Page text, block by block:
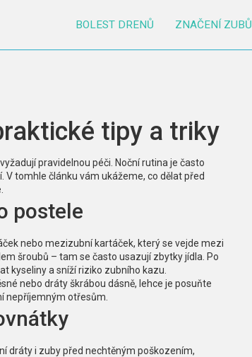
BOLEST DRENŮ ZNAČENÍ ZUBŮ
tipy a triky
pravidelnou péči. Noční rutina je často
tomhle článku vám ukážeme, co dělat před
postele
nebo mezizubní kartáček, který se vejde mezi
šroubů – tam se často usazují zbytky jídla. Po
kyseliny a sníží riziko zubního kazu.
nebo dráty škrábou dásně, lehce je posuňte
nepříjemným otřesům.
dráty i zuby před nechtěným poškozením,